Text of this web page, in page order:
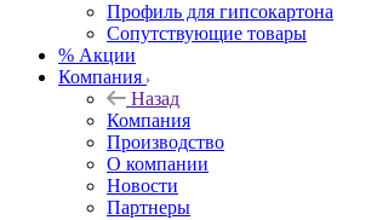
Профиль для гипсокартона
Сопутствующие товары
% Акции
Компания
Назад
Компания
Производство
О компании
Новости
Партнеры